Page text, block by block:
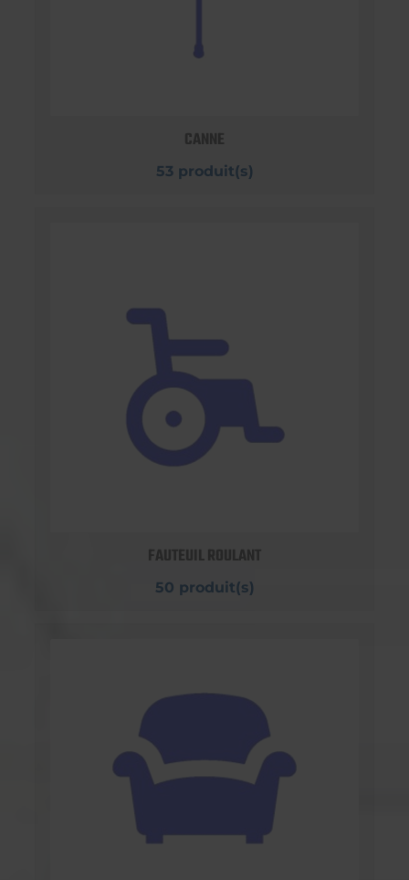
CANNE
53 produit(s)
FAUTEUIL ROULANT
50 produit(s)